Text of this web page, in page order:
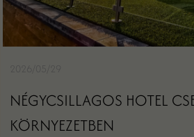
NÉGYCSILLAGOS HOTEL
KÖRNYEZETBEN